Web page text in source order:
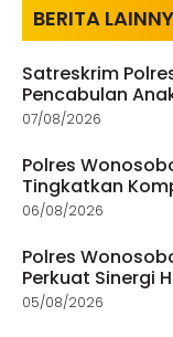
BERITA
Satreskrim
Pencabulan
07/08/2026
Polres
Tingkatkan
06/08/2026
Polres
Perkuat Sinergi
05/08/2026